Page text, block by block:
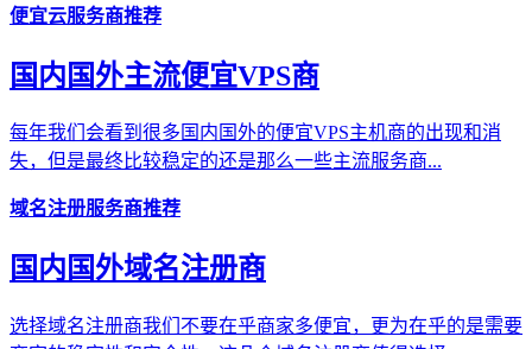
便宜云服务商推荐
国内国外主流便宜VPS商
每年我们会看到很多国内国外的便宜VPS主机商的出现和消
失，但是最终比较稳定的还是那么一些主流服务商...
域名注册服务商推荐
国内国外域名注册商
选择域名注册商我们不要在乎商家多便宜，更为在乎的是需要